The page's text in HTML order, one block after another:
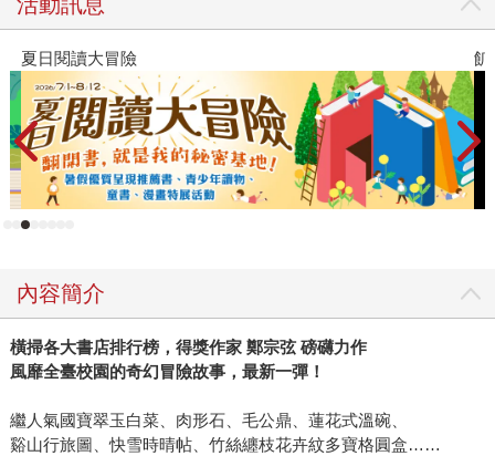
飢餓遊戲前傳贈早優券
內容簡介
橫掃各大書店排行榜，得獎作家 鄭宗弦 磅礴力作
風靡全臺校園的奇幻冒險故事，最新一彈！
繼人氣國寶翠玉白菜、肉形石、毛公鼎、蓮花式溫碗、
谿山行旅圖、快雪時晴帖、竹絲纏枝花卉紋多寶格圓盒……